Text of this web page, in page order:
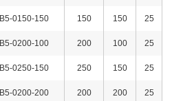
B5-0150-150 150 150 25
B5-0200-100 200 100 25
B5-0250-150 250 150 25
B5-0200-200 200 200 25